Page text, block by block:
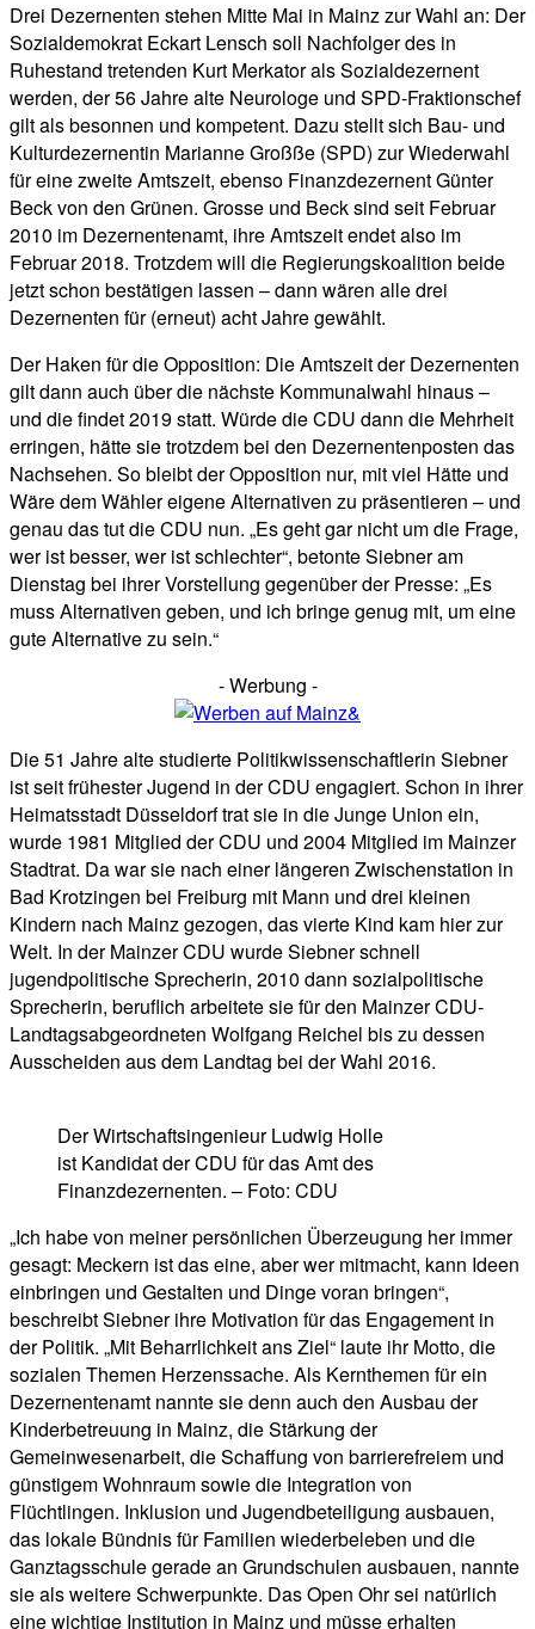
Drei Dezernenten stehen Mitte Mai in Mainz zur Wahl an: Der
Sozialdemokrat Eckart Lensch soll Nachfolger des in
Ruhestand tretenden Kurt Merkator als Sozialdezernent
werden, der 56 Jahre alte Neurologe und SPD-Fraktionschef
gilt als besonnen und kompetent. Dazu stellt sich Bau- und
Kulturdezernentin Marianne Großße (SPD) zur Wiederwahl
für eine zweite Amtszeit, ebenso Finanzdezernent Günter
Beck von den Grünen. Grosse und Beck sind seit Februar
2010 im Dezernentenamt, ihre Amtszeit endet also im
Februar 2018. Trotzdem will die Regierungskoalition beide
jetzt schon bestätigen lassen – dann wären alle drei
Dezernenten für (erneut) acht Jahre gewählt.
Der Haken für die Opposition: Die Amtszeit der Dezernenten
gilt dann auch über die nächste Kommunalwahl hinaus –
und die findet 2019 statt. Würde die CDU dann die Mehrheit
erringen, hätte sie trotzdem bei den Dezernentenposten das
Nachsehen. So bleibt der Opposition nur, mit viel Hätte und
Wäre dem Wähler eigene Alternativen zu präsentieren – und
genau das tut die CDU nun. „Es geht gar nicht um die Frage,
wer ist besser, wer ist schlechter“, betonte Siebner am
Dienstag bei ihrer Vorstellung gegenüber der Presse: „Es
muss Alternativen geben, und ich bringe genug mit, um eine
gute Alternative zu sein.“
- Werbung -
Die 51 Jahre alte studierte Politikwissenschaftlerin Siebner
ist seit frühester Jugend in der CDU engagiert. Schon in ihrer
Heimatsstadt Düsseldorf trat sie in die Junge Union ein,
wurde 1981 Mitglied der CDU und 2004 Mitglied im Mainzer
Stadtrat. Da war sie nach einer längeren Zwischenstation in
Bad Krotzingen bei Freiburg mit Mann und drei kleinen
Kindern nach Mainz gezogen, das vierte Kind kam hier zur
Welt. In der Mainzer CDU wurde Siebner schnell
jugendpolitische Sprecherin, 2010 dann sozialpolitische
Sprecherin, beruflich arbeitete sie für den Mainzer CDU-
Landtagsabgeordneten Wolfgang Reichel bis zu dessen
Ausscheiden aus dem Landtag bei der Wahl 2016.
Der Wirtschaftsingenieur Ludwig Holle
ist Kandidat der CDU für das Amt des
Finanzdezernenten. – Foto: CDU
„Ich habe von meiner persönlichen Überzeugung her immer
gesagt: Meckern ist das eine, aber wer mitmacht, kann Ideen
einbringen und Gestalten und Dinge voran bringen“,
beschreibt Siebner ihre Motivation für das Engagement in
der Politik. „Mit Beharrlichkeit ans Ziel“ laute ihr Motto, die
sozialen Themen Herzenssache. Als Kernthemen für ein
Dezernentenamt nannte sie denn auch den Ausbau der
Kinderbetreuung in Mainz, die Stärkung der
Gemeinwesenarbeit, die Schaffung von barrierefreiem und
günstigem Wohnraum sowie die Integration von
Flüchtlingen. Inklusion und Jugendbeteiligung ausbauen,
das lokale Bündnis für Familien wiederbeleben und die
Ganztagsschule gerade an Grundschulen ausbauen, nannte
sie als weitere Schwerpunkte. Das Open Ohr sei natürlich
eine wichtige Institution in Mainz und müsse erhalten